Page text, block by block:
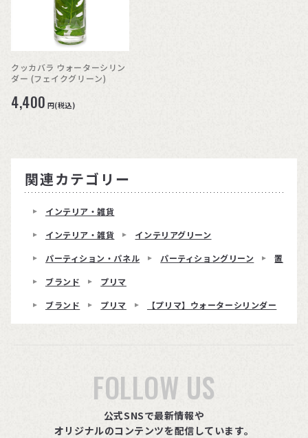
クッカバラ ウォーターシリン
ダー (フェイクグリーン)
4,400 円(税込)
関連カテゴリー
インテリア・雑貨
インテリア・雑貨
インテリアグリーン
パーティション・パネル
パーティショングリーン
置くだ
ブランド
プリマ
ブランド
プリマ 【プリマ】ウォーターシリンダー
FOLLOW US
公式SNSで最新情報や
オリジナルのコンテンツを配信しています。